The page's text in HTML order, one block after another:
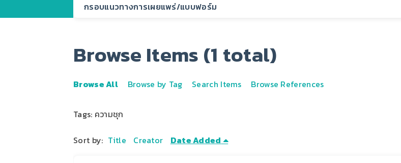
กรอบแนวทางการเผยแพร่/แบบฟอร์ม
Browse Items (1 total)
Browse All Browse by Tag Search Items Browse References
Tags: ความชุก
Sort by: Title Creator Date Added